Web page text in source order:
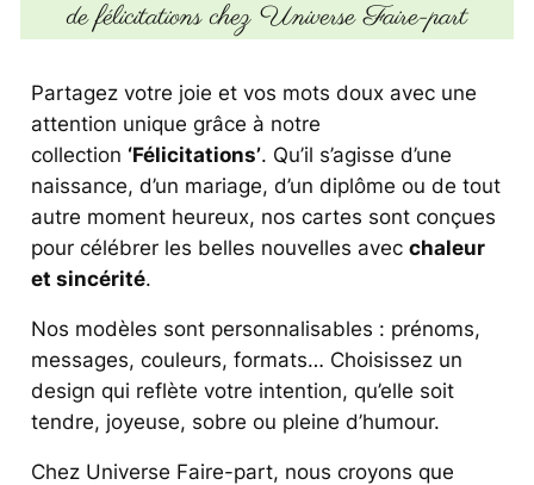
de félicitations chez Universe Faire-part
Partagez votre joie et vos mots doux avec une
attention unique grâce à notre
collection ‘Félicitations’. Qu’il s’agisse d’une
naissance, d’un mariage, d’un diplôme ou de tout
autre moment heureux, nos cartes sont conçues
pour célébrer les belles nouvelles avec chaleur
et sincérité.
Nos modèles sont personnalisables : prénoms,
messages, couleurs, formats… Choisissez un
design qui reflète votre intention, qu’elle soit
tendre, joyeuse, sobre ou pleine d’humour.
Chez Universe Faire-part, nous croyons que